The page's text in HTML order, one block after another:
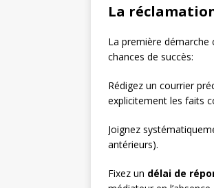
La
La première démarche
chances de succès:
Rédigez un courrier
explicitement les faits
Joignez
antérieurs).
Fixez un délai de